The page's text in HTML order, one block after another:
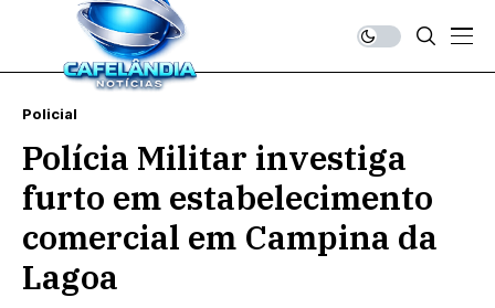
Policial
Polícia Militar investiga
furto em estabelecimento
comercial em Campina da
Lagoa